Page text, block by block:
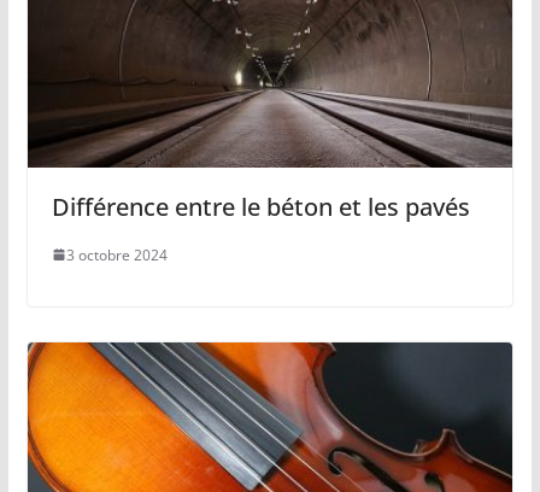
Différence entre le béton et les pavés
3 octobre 2024